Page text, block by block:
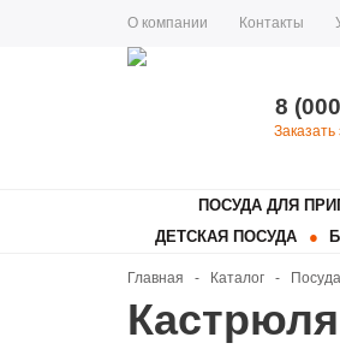
О компании Контакты
8
Заказать
ПОСУДА ДЛЯ
ДЕТСКАЯ ПОСУДА
Главная - Каталог -